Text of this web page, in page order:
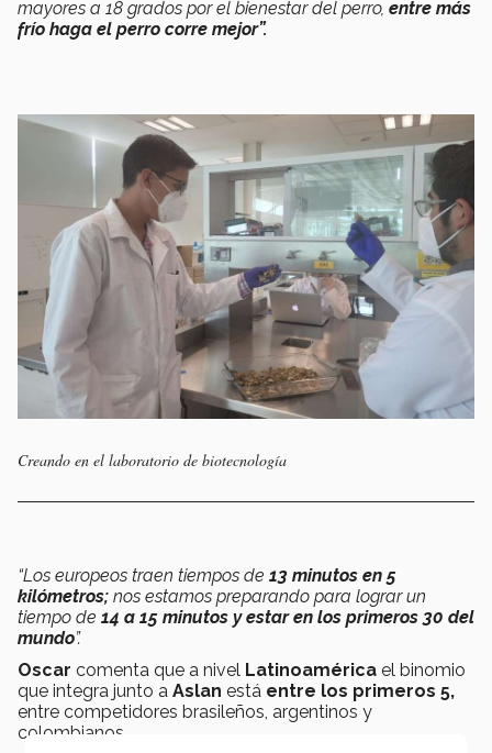
mayores a 18 grados por el bienestar del perro, entre más
frío haga el perro corre mejor”.
Creando en el laboratorio de biotecnología
“Los europeos traen tiempos de 13 minutos en 5
kilómetros; nos estamos preparando para lograr un
tiempo de 14 a 15 minutos y estar en los primeros 30 del
mundo”.
Oscar comenta que a nivel Latinoamérica el binomio
que integra junto a Aslan está entre los primeros 5,
entre competidores brasileños, argentinos y
colombianos.